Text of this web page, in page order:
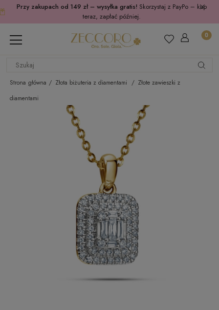
Przy zakupach od 149 zł – wysyłka gratis! Skorzystaj z PayPo – kup
teraz, zapłać później.
Strona główna Złota biżuteria z diamentami
Złote zawieszki z
diamentami